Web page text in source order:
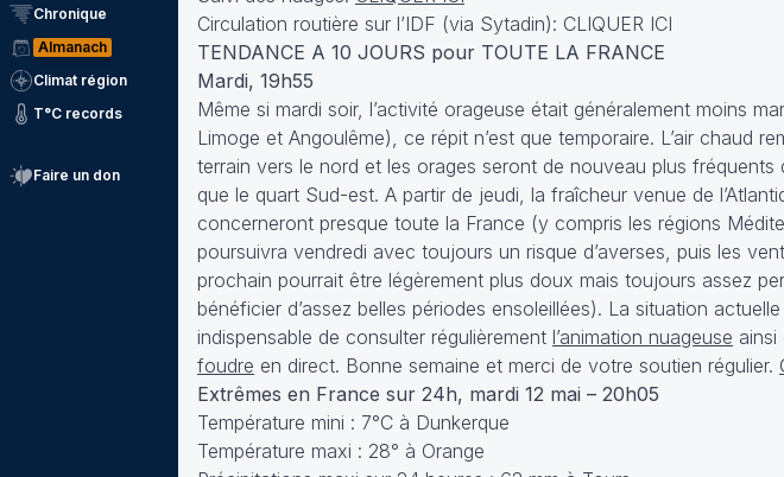
Chronique
Almanach
Climat région
T°C records
Faire un don
Circulation routière sur l’IDF (via Sytadin): CLIQUER ICI
TENDANCE A 10 JOURS pour TOUTE LA FRANCE
Mardi, 19h55
Même si mardi soir, l’activité orageuse était généralement moins
Limoge et Angoulême), ce répit n’est que temporaire. L’air chaud
terrain vers le nord et les orages seront de nouveau plus fréquents
que le quart Sud-est. A partir de jeudi, la fraîcheur venue de
concerneront presque toute la France (y compris les régions
poursuivra vendredi avec toujours un risque d’averses, puis les
prochain pourrait être légèrement plus doux mais toujours assez
bénéficier d’assez belles périodes ensoleillées). La situation
indispensable de consulter régulièrement l’animation nuageuse ainsi
foudre en direct. Bonne semaine et merci de votre soutien régulier.
Extrêmes en France sur 24h, mardi 12 mai – 20h05
Température mini : 7°C à Dunkerque
Température maxi : 28° à Orange